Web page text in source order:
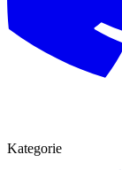
Kategorie